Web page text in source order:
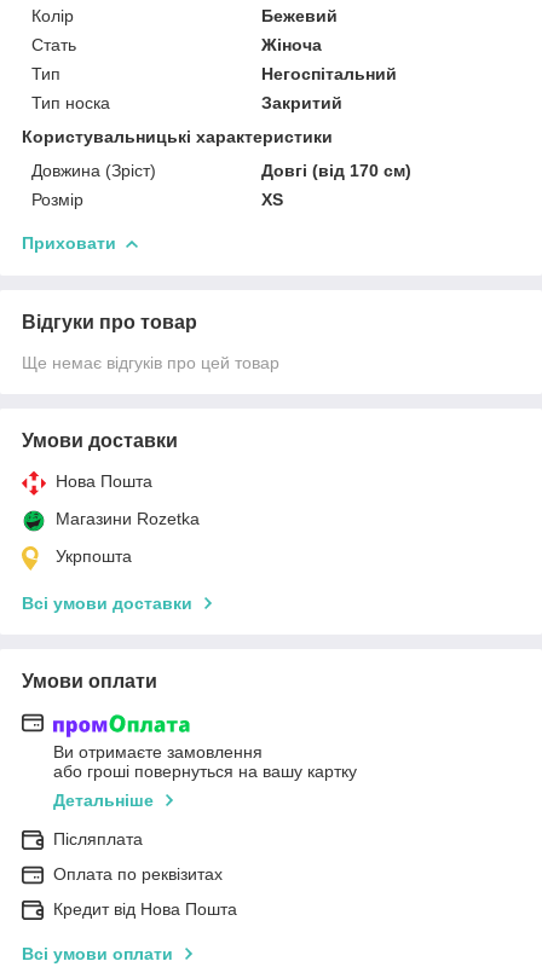
Колір
Бежевий
Стать
Жіноча
Тип
Негоспітальний
Тип носка
Закритий
Користувальницькі характеристики
Довжина (Зріст)
Довгі (від 170 см)
Розмір
XS
Приховати
Відгуки про товар
Ще немає відгуків про цей товар
Умови доставки
Нова Пошта
Магазини Rozetka
Укрпошта
Всі умови доставки
Умови оплати
Ви отримаєте замовлення
або гроші повернуться на вашу картку
Детальніше
Післяплата
Оплата по реквізитах
Кредит від Нова Пошта
Всі умови оплати